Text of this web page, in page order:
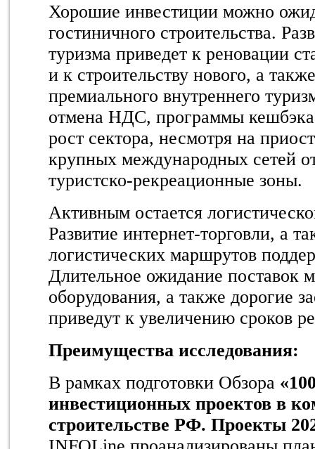
Хорошие инвестиции можно
гостиничного строительства.
туризма приведет к реновации
и к строительству нового, а
премиального внутреннего
отмена НДС, программы кешбэка
рост сектора, несмотря на
крупных международных сетей
туристско-рекреационные зоны.
Активным остается
Развитие интернет-торговли, а
логистических маршрутов
Длительное ожидание поставок
оборудования, а также дорогие
приведут к увеличению сроков
Преимущества исследования:
В рамках подготовки Обзора
инвестиционных проектов в
строительстве РФ. Проекты